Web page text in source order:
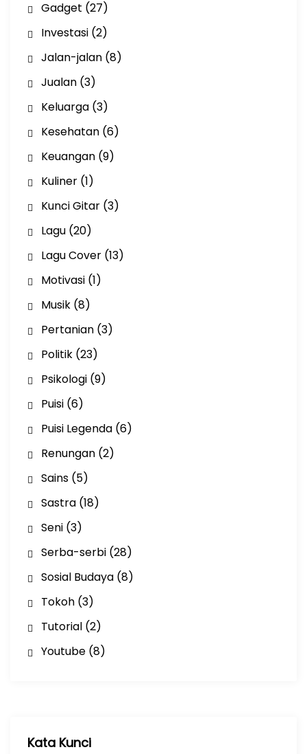
Gadget (27)
Investasi(2)
Jalan-jalan(8)
Jualan(3)
Keluarga(3)
Kesehatan(6)
Keuangan(9)
Kuliner(1)
Kunci Gitar(3)
Lagu(20)
Lagu Cover(13)
Motivasi(1)
Musik(8)
Pertanian(3)
Politik(23)
Psikologi(9)
Puisi(6)
Puisi Legenda(6)
Renungan(2)
Sains(5)
Sastra(18)
Seni(3)
Serba-serbi(28)
Sosial Budaya(8)
Tokoh(3)
Tutorial(2)
Youtube(8)
Kata Kunci